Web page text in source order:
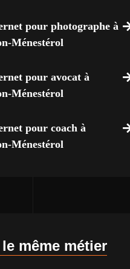
pour photographe à
Ménestérol
pour avocat à
Ménestérol
pour coach à
Ménestérol
même métier